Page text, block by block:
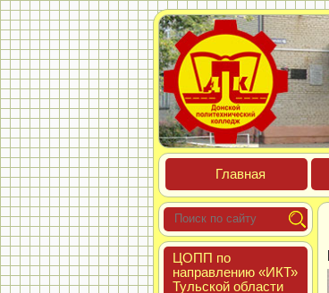
Глав­ная
ЦОПП по
нап­равле­нию «ИКТ»
Туль­ской об­ласти